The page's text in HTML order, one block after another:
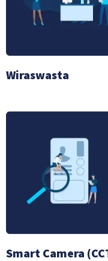
Wiraswasta
Smart Camera